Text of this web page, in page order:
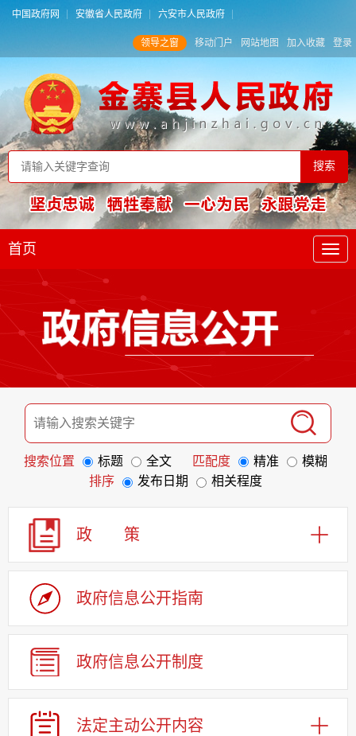
中国政府网 安徽省人民政府 六安市人民政府
领导之窗 移动门户 网站地图 加入收藏 登录
首页
搜索位置 标题 全文 匹配度 精准
模糊
排序
发布日期 相关程度
政 策
政府信息公开指南
政府信息公开制度
法定主动公开内容